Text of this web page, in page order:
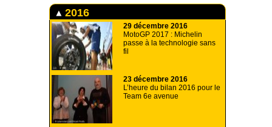
2016
29 décembre 2016
MotoGP 2017 : Michelin
passe à la technologie sans
fil
23 décembre 2016
L’heure du bilan 2016 pour le
Team 6e avenue